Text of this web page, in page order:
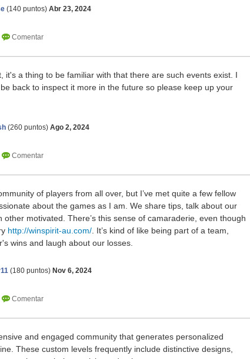
(140 puntos) Abr 23, 2024
it's a thing to be familiar with that there are such events exist. I
back to inspect it more in the future so please keep up your
(260 puntos) Ago 2, 2024
of players from all over, but I’ve met quite a few fellow
about the games as I am. We share tips, talk about our
motivated. There’s this sense of camaraderie, even though
http://winspirit-au.com/ . It’s kind of like being part of a team,
wins and laugh about our losses.
(180 puntos) Nov 6, 2024
and engaged community that generates personalized
These custom levels frequently include distinctive designs,